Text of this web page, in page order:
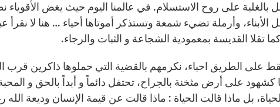
بالغلبة على روح الاستسلام. في عالمنا اليوم حيث يغض
الأبناء، وأرملة تضيء شمعة وتستذكر أموتاها أحياء … هنا لا نقرأ
كما تقلا القديسة بمعمودية الشجاعة و الثبات والرجاء.
على الطريق احباء، نكرمهم بالقضية التي حملوها ذاكرين قرب
كشهود على أرض مثخنة بالجراح، تحتفل دائماً و أبداً بالحق و
بل ماذا قالت الحياة : ماذا قالت عن قيمة الإنسان وديعة